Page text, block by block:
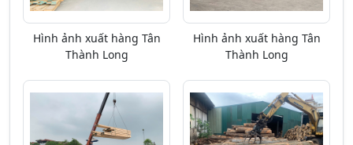
Hình ảnh xuất hàng Tân
Thành Long
Hình ảnh xuất hàng Tân
Thành Long